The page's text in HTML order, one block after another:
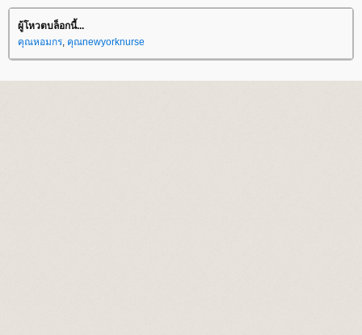
ผู้โหวตบล็อกนี้...
คุณหอมกร, คุณnewyorknurse